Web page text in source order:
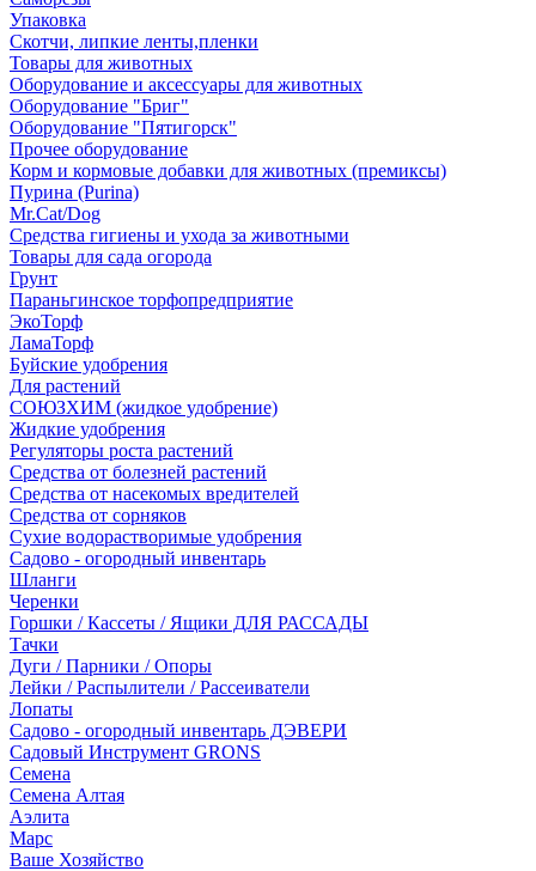
Упаковка
Скотчи, липкие ленты,пленки
Товары для животных
Оборудование и аксессуары для животных
Оборудование "Бриг"
Оборудование "Пятигорск"
Прочее оборудование
Корм и кормовые добавки для животных (премиксы)
Пурина (Purina)
Mr.Cat/Dog
Средства гигиены и ухода за животными
Товары для сада огорода
Грунт
Параньгинское торфопредприятие
ЭкоТорф
ЛамаТорф
Буйские удобрения
Для растений
СОЮЗХИМ (жидкое удобрение)
Жидкие удобрения
Регуляторы роста растений
Средства от болезней растений
Средства от насекомых вредителей
Средства от сорняков
Сухие водорастворимые удобрения
Садово - огородный инвентарь
Шланги
Черенки
Горшки / Кассеты / Ящики ДЛЯ РАССАДЫ
Тачки
Дуги / Парники / Опоры
Лейки / Распылители / Рассеиватели
Лопаты
Садово - огородный инвентарь ДЭВЕРИ
Садовый Инструмент GRONS
Семена
Семена Алтая
Аэлита
Марс
Ваше Хозяйство